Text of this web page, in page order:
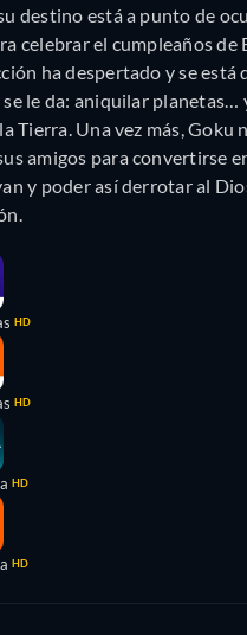
destino está a punto de
celebrar el cumpleaños de
ha despertado y se está
le da: aniquilar planetas…
Tierra. Una vez más, Goku
amigos para convertirse
y poder así derrotar al
HD
HD
HD
HD